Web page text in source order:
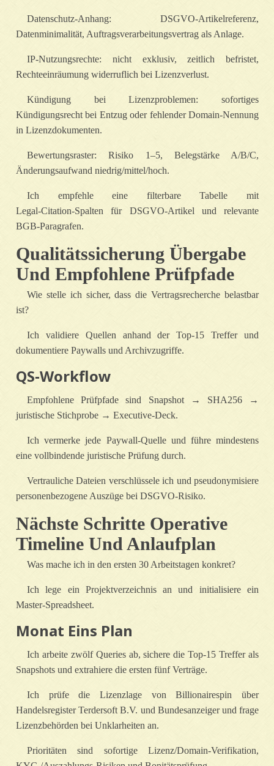
Datenschutz‑Anhang: DSGVO‑Artikelreferenz,
Datenminimalität, Auftragsverarbeitungsvertrag als Anlage.
IP‑Nutzungsrechte: nicht exklusiv, zeitlich befristet,
Rechteeinräumung widerruflich bei Lizenzverlust.
Kündigung bei Lizenzproblemen: sofortiges
Kündigungsrecht bei Entzug oder fehlender Domain‑Nennung
in Lizenzdokumenten.
Bewertungsraster: Risiko 1–5, Belegstärke A/B/C,
Änderungsaufwand niedrig/mittel/hoch.
Ich empfehle eine filterbare Tabelle mit
Legal‑Citation‑Spalten für DSGVO‑Artikel und relevante
BGB‑Paragrafen.
Qualitätssicherung Übergabe
Und Empfohlene Prüfpfade
Wie stelle ich sicher, dass die Vertragsrecherche belastbar
ist?
Ich validiere Quellen anhand der Top‑15 Treffer und
dokumentiere Paywalls und Archivzugriffe.
QS‑Workflow
Empfohlene Prüfpfade sind Snapshot → SHA256 →
juristische Stichprobe → Executive‑Deck.
Ich vermerke jede Paywall‑Quelle und führe mindestens
eine vollbindende juristische Prüfung durch.
Vertrauliche Dateien verschlüssele ich und pseudonymisiere
personenbezogene Auszüge bei DSGVO‑Risiko.
Nächste Schritte Operative
Timeline Und Anlaufplan
Was mache ich in den ersten 30 Arbeitstagen konkret?
Ich lege ein Projektverzeichnis an und initialisiere ein
Master‑Spreadsheet.
Monat Eins Plan
Ich arbeite zwölf Queries ab, sichere die Top‑15 Treffer als
Snapshots und extrahiere die ersten fünf Verträge.
Ich prüfe die Lizenzlage von Billionairespin über
Handelsregister Terdersoft B.V. und Bundesanzeiger und frage
Lizenzbehörden bei Unklarheiten an.
Prioritäten sind sofortige Lizenz/Domain‑Verifikation,